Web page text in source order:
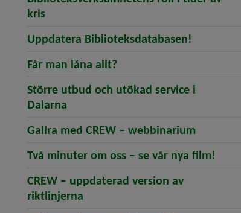
kris(öppnar artikeln
Uppdatera Biblioteksdatabasen! (öppnar
Får man låna allt?(öppnar artikeln Får
Större utbud och utökad service i
Dalarna
Gallra med CREW – webbinarium(öppnar
Två minuter om oss – se vår nya film!
CREW – uppdaterad version av
riktlinjerna